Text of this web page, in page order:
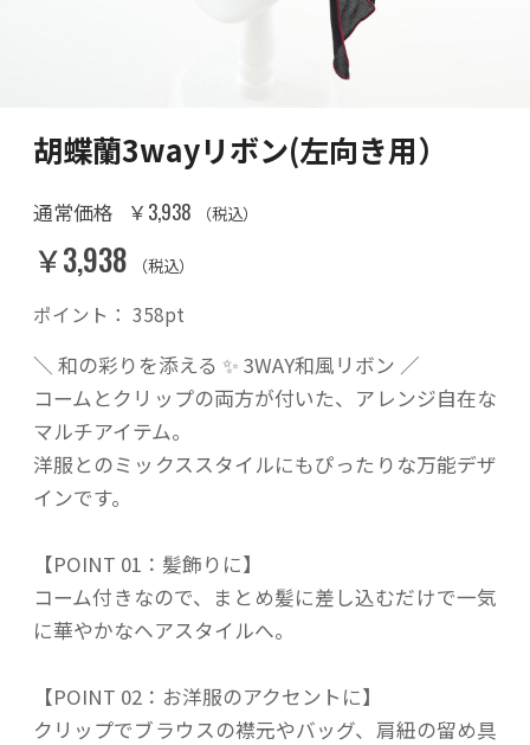
胡蝶蘭3wayリボン(左向き用）
通常価格 ￥3,938 （税込）
￥3,938 （税込）
ポイント： 358pt
＼ 和の彩りを添える ✨ 3WAY和風リボン ／
コームとクリップの両方が付いた、アレンジ自在な
マルチアイテム。
洋服とのミックススタイルにもぴったりな万能デザ
インです。
【POINT 01：髪飾りに】
コーム付きなので、まとめ髪に差し込むだけで一気
に華やかなヘアスタイルへ。
【POINT 02：お洋服のアクセントに】
クリップでブラウスの襟元やバッグ、肩紐の留め具